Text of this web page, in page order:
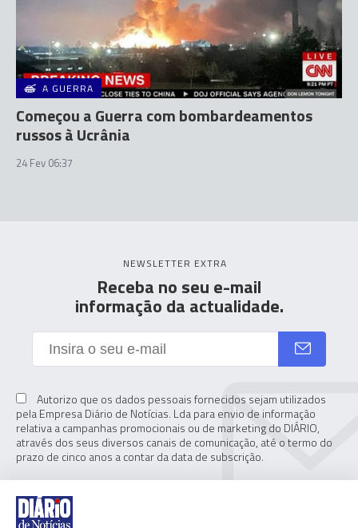
A GUERRA
Começou a Guerra com bombardeamentos
russos à Ucrânia
24 Fev 06:37
NEWSLETTER EXTRA
Receba no seu e-mail
informação da actualidade.
Autorizo que os dados pessoais fornecidos sejam utilizados
pela Empresa Diário de Notícias. Lda para envio de informação
relativa a campanhas promocionais ou de marketing do DIÁRIO,
através dos seus diversos canais de comunicação, até o termo do
prazo de cinco anos a contar da data de subscrição.